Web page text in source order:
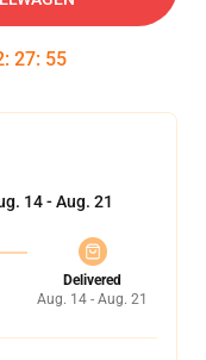
: 27: 54
14 - Aug. 21
Delivered
Aug. 14 - Aug. 21